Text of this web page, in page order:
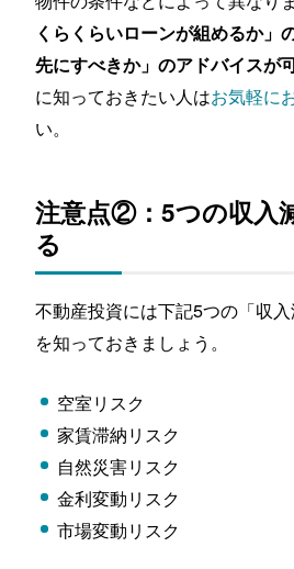
くらくらいローンが組めるか」
先にすべきか」のアドバイスが
に知っておきたい人はお気軽に
い。
注意点②：5つの収入
る
不動産投資には下記5つの「収
を知っておきましょう。
空室リスク
家賃滞納リスク
自然災害リスク
金利変動リスク
市場変動リスク